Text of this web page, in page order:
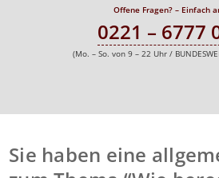
Offene Fragen? – Einfach
0221 – 6777
(Mo. – So. von 9 – 22 Uhr /
Sie haben eine